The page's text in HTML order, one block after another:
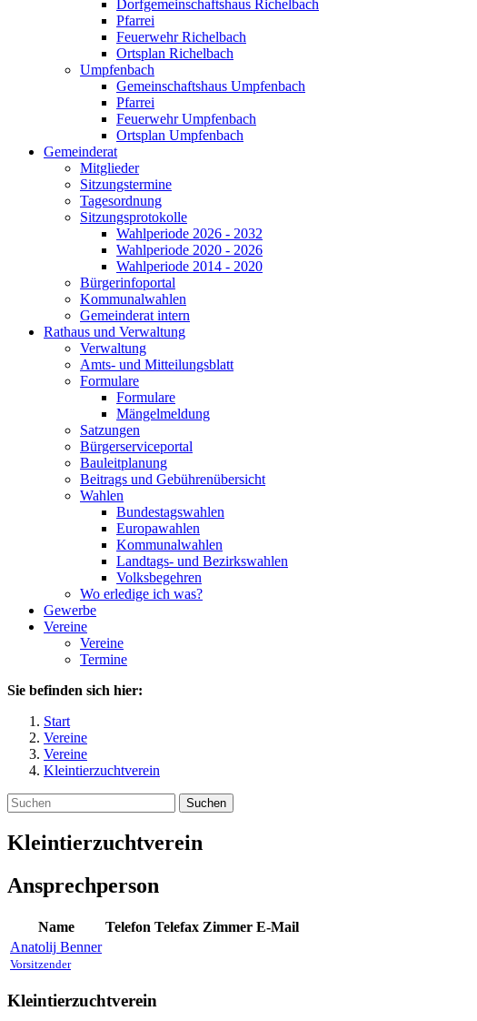
Dorfgemeinschaftshaus Richelbach
Pfarrei
Feuerwehr Richelbach
Ortsplan Richelbach
Umpfenbach
Gemeinschaftshaus Umpfenbach
Pfarrei
Feuerwehr Umpfenbach
Ortsplan Umpfenbach
Gemeinderat
Mitglieder
Sitzungstermine
Tagesordnung
Sitzungsprotokolle
Wahlperiode 2026 - 2032
Wahlperiode 2020 - 2026
Wahlperiode 2014 - 2020
Bürgerinfoportal
Kommunalwahlen
Gemeinderat intern
Rathaus und Verwaltung
Verwaltung
Amts- und Mitteilungsblatt
Formulare
Formulare
Mängelmeldung
Satzungen
Bürgerserviceportal
Bauleitplanung
Beitrags und Gebührenübersicht
Wahlen
Bundestagswahlen
Europawahlen
Kommunalwahlen
Landtags- und Bezirkswahlen
Volksbegehren
Wo erledige ich was?
Gewerbe
Vereine
Vereine
Termine
Sie befinden sich hier:
Start
Vereine
Vereine
Kleintierzuchtverein
Suchen
Kleintierzuchtverein
Ansprechperson
Name Telefon Telefax Zimmer E-Mail
Anatolij Benner
Vorsitzender
Kleintierzuchtverein